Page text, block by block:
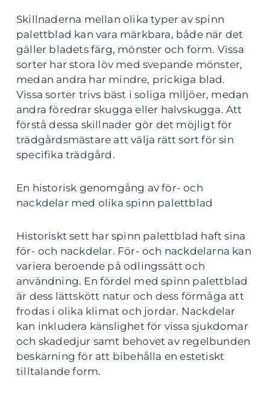
Skillnaderna mellan olika typer av spinn
palettblad kan vara märkbara, både när det
gäller bladets färg, mönster och form. Vissa
sorter har stora löv med svepande mönster,
medan andra har mindre, prickiga blad.
Vissa sorter trivs bäst i soliga miljöer, medan
andra föredrar skugga eller halvskugga. Att
förstå dessa skillnader gör det möjligt för
trädgårdsmästare att välja rätt sort för sin
specifika trädgård.
En historisk genomgång av för- och
nackdelar med olika spinn palettblad
Historiskt sett har spinn palettblad haft sina
för- och nackdelar. För- och nackdelarna kan
variera beroende på odlingssätt och
användning. En fördel med spinn palettblad
är dess lättskött natur och dess förmåga att
frodas i olika klimat och jordar. Nackdelar
kan inkludera känslighet för vissa sjukdomar
och skadedjur samt behovet av regelbunden
beskärning för att bibehålla en estetiskt
tilltalande form.